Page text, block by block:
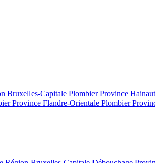
Bruxelles-Capitale Plombier Province Hainaut
Province Flandre-Orientale Plombier